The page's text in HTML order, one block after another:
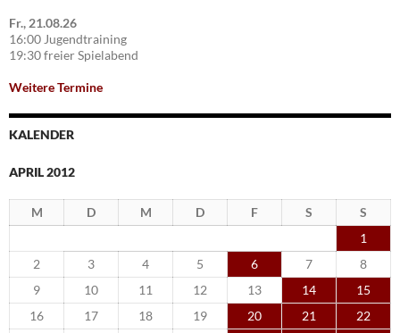
Fr., 21.08.26
16:00 Jugendtraining
19:30 freier Spielabend
Weitere Termine
KALENDER
APRIL 2012
M D M D F S
S
1
2
3 4 5 6 7
8
9
10 11 12 13 14
15
16
17 18 19 20 21
22